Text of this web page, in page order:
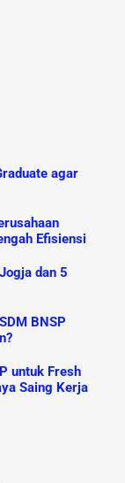
agar
Efisiensi
dan 5
BNSP
untuk Fresh
Saing Kerja